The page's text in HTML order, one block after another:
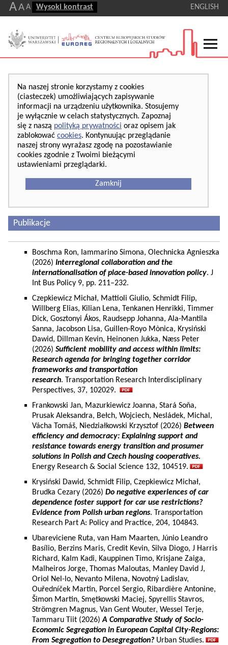
AA A Wysoki kontrast ENGLISH
Na naszej stronie korzystamy z cookies
(ciasteczek) umożliwiających zapisywanie
informacji na urządzeniu użytkownika. Stosujemy
je wyłącznie w celach statystycznych. Zapoznaj
się z naszą polityką prywatności oraz opisem jak
zablokować cookies. Kontynuując przeglądanie
naszej strony wyrażasz zgodę na pozostawianie
cookies zgodnie z Twoimi bieżącymi
ustawieniami przeglądarki.
Zamknij
Publikacje
Boschma Ron, Iammarino Simona, Olechnicka Agnieszka
(2026) Interregional collaboration and the
internationalisation of place-based innovation policy. J
Int Bus Policy 9, pp. 211–232.
Czepkiewicz Michał, Mattioli Giulio, Schmidt Filip,
Willberg Elias, Kilian Lena, Tenkanen Henrikki, Timmer
Dick, Gosztonyi Ákos, Raudsepp Johanna, Ala-Mantila
Sanna, Jacobson Lisa, Guillen-Royo Mònica, Krysiński
Dawid, Dillman Kevin, Heinonen Jukka, Næss Peter
(2026) Sufficient mobility and access within limits:
Research agenda for bringing together corridor
frameworks and transportation
research. Transportation Research Interdisciplinary
Perspectives, 37, 102029.
Frankowski Jan, Mazurkiewicz Joanna, Stará Soňa,
Prusak Aleksandra, Bełch, Wojciech, Nesládek, Michal,
Vácha Tomáš, Niedziałkowski Krzysztof (2026) Between
efficiency and democracy: Explaining support and
resistance towards energy transition and prosumer
solutions in Polish and Czech housing cooperatives.
Energy Research & Social Science 132, 104519.
Krysiński Dawid, Schmidt Filip, Czepkiewicz Michał,
Brudka Cezary (2026) Do negative experiences of car
dependence foster support for car use restrictions?
Evidence from Polish urban regions. Transportation
Research Part A: Policy and Practice, 204, 104843.
Ubareviciene Ruta, van Ham Maarten, Júnio Leandro
Basílio, Berzins Maris, Credit Kevin, Silva Diogo, J Harris
Richard, Kalm Kadi, Kauppinen Timo, Krisjane Zaiga,
Malheiros Jorge, Thomas Maloutas, Manley David J,
Oriol Nel-lo, Nevanto Milena, Novotný Ladislav,
Ouředníček Martin, Porcel Sergio, Ribardière Antonine,
Šimon Martin, Smętkowski Maciej, Spyrellis Stavros,
Strömgren Magnus, Van Gent Wouter, Wessel Terje,
Tammaru Tiit (2026)A Comparative Study of Socio-
Economic Segregation in European Capital City-Regions:
From Segregation to Desegregation? Urban Studies.